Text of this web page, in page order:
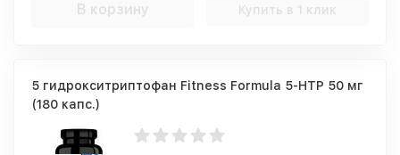
В корзину Купить в 1 клик
5 гидрокситриптофан Fitness Formula 5-HTP 50 мг
(180 капс.)